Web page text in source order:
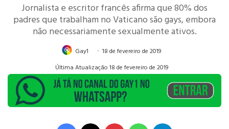
Jornalista e escritor francês afirma que 80% dos
padres que trabalham no Vaticano são gays, embora
não necessariamente sexualmente ativos.
Gay1
18 de fevereiro de 2019
Última Atualização 18 de fevereiro de 2019
Facebook Pinterest WhatsApp